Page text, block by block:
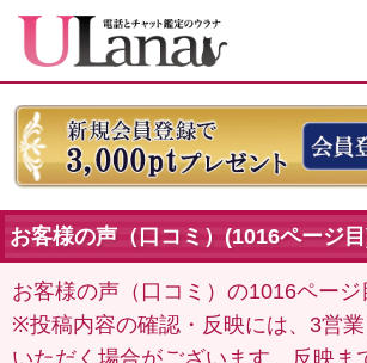
お客様の声（口コミ）(1016ページ
お客様の声（口コミ）の1016ページ
※投稿内容の確認・反映には、3営
いただく場合がございます。反映ま